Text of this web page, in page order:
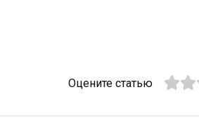
Оцените статью